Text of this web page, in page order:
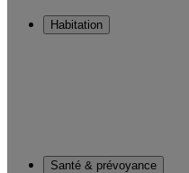
Habitation
Santé & prévoyance